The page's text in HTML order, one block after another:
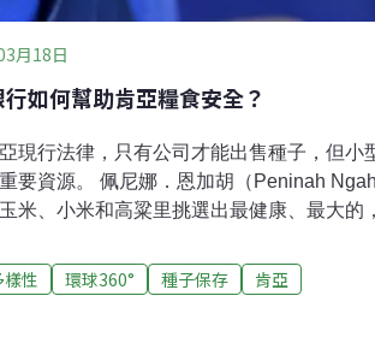
月18日
如何幫助肯亞糧食安全？
現行法律，只有公司才能出售種子，但小
要資源。 佩尼娜．恩加胡（Peninah
米、小米和高粱里挑選出最健康、最大的
她說。「那時收成很好，各種食物都很充
後跟她的母親一樣，成為了一名農民，但
樣性 環球360° 種子保存 肯亞